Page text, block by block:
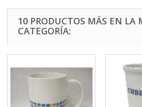
10 PRODUCTOS MÁS EN LA
CATEGORÍA: